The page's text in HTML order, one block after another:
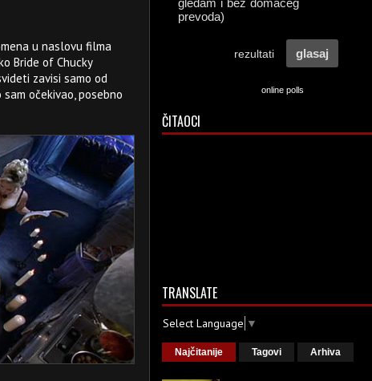
u naslovu filma
Bride of Chucky
zavisi samo od
očekivao, posebno
online polls
ČITAOCI
TRANSLATE
Select Language ▼
Najčitanije Tagovi Arhiva